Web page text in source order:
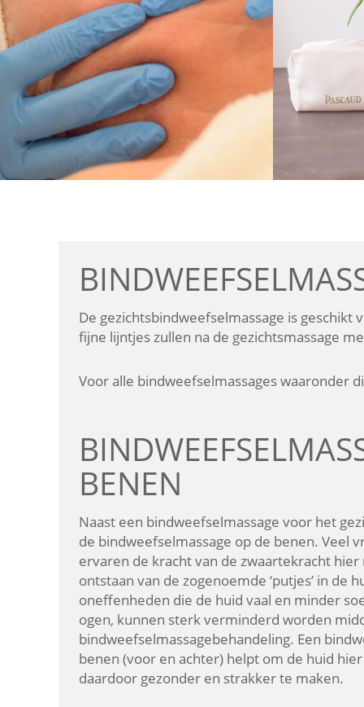
De gezichtsbindweefselmassage is
fijne lijntjes zullen na de gezichtsmassage
Voor alle bindweefselmassages waaronder
BENEN
Naast een bindweefselmassage voor het
de bindweefselmassage op de benen. Veel
ervaren de kracht van de zwaartekracht
ontstaan van de zogenoemde ‘putjes’ in de
oneffenheden die de huid vaal en minder
ogen, kunnen sterk verminderd worden
bindweefselmassagebehandeling. Een
benen (voor en achter) helpt om de huid
daardoor gezonder en strakker te maken.